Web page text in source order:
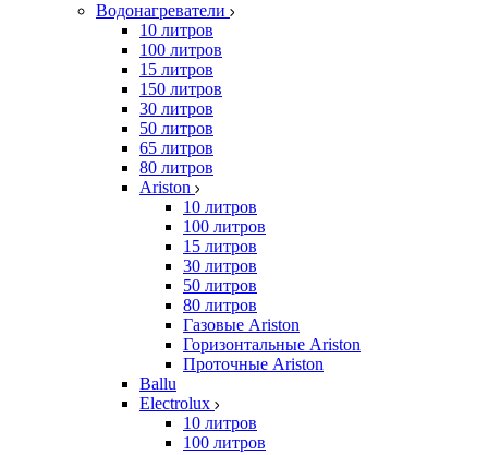
Водонагреватели
10 литров
100 литров
15 литров
150 литров
30 литров
50 литров
65 литров
80 литров
Ariston
10 литров
100 литров
15 литров
30 литров
50 литров
80 литров
Газовые Ariston
Горизонтальные Ariston
Проточные Ariston
Ballu
Electrolux
10 литров
100 литров